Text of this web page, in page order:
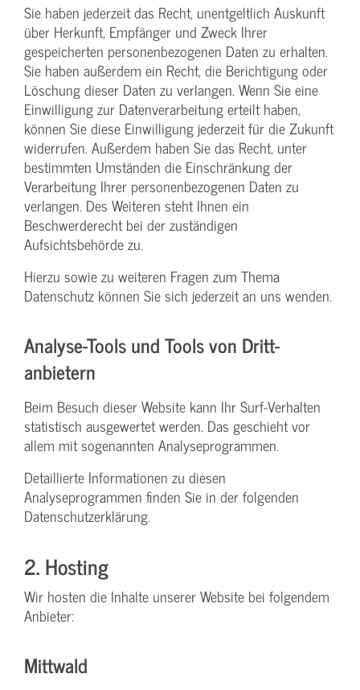
Sie haben jederzeit das Recht, unentgeltlich Auskunft
über Herkunft, Empfänger und Zweck Ihrer
gespeicherten personenbezogenen Daten zu erhalten.
Sie haben außerdem ein Recht, die Berichtigung oder
Löschung dieser Daten zu verlangen. Wenn Sie eine
Einwilligung zur Datenverarbeitung erteilt haben,
können Sie diese Einwilligung jederzeit für die Zukunft
widerrufen. Außerdem haben Sie das Recht, unter
bestimmten Umständen die Einschränkung der
Verarbeitung Ihrer personenbezogenen Daten zu
verlangen. Des Weiteren steht Ihnen ein
Beschwerderecht bei der zuständigen
Aufsichtsbehörde zu.
Hierzu sowie zu weiteren Fragen zum Thema
Datenschutz können Sie sich jederzeit an uns wenden.
Analyse-Tools und Tools von Dritt­
anbietern
Beim Besuch dieser Website kann Ihr Surf-Verhalten
statistisch ausgewertet werden. Das geschieht vor
allem mit sogenannten Analyseprogrammen.
Detaillierte Informationen zu diesen
Analyseprogrammen finden Sie in der folgenden
Datenschutzerklärung.
2. Hosting
Wir hosten die Inhalte unserer Website bei folgendem
Anbieter:
Mittwald